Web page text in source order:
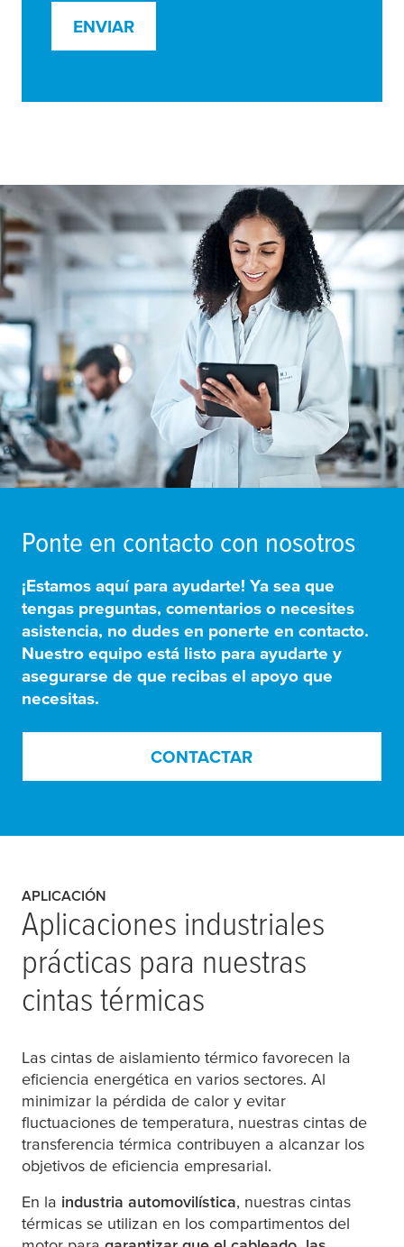
ENVIAR
Ponte en contacto con nosotros
¡Estamos aquí para ayudarte! Ya sea que
tengas preguntas, comentarios o necesites
asistencia, no dudes en ponerte en contacto.
Nuestro equipo está listo para ayudarte y
asegurarse de que recibas el apoyo que
necesitas.
CONTACTAR
APLICACIÓN
Aplicaciones industriales
prácticas para nuestras
cintas térmicas
Las cintas de aislamiento térmico favorecen la
eficiencia energética en varios sectores. Al
minimizar la pérdida de calor y evitar
fluctuaciones de temperatura, nuestras cintas de
transferencia térmica contribuyen a alcanzar los
objetivos de eficiencia empresarial.
En la industria automovilística, nuestras cintas
térmicas se utilizan en los compartimentos del